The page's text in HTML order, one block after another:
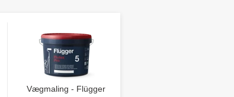
Vægmaling - Flügger